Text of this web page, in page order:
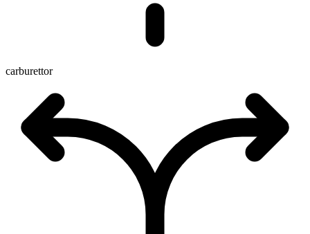
carburettor